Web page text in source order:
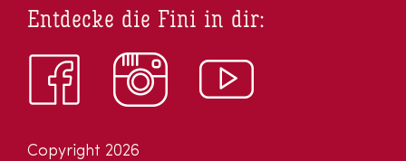
Copyright 2026
Entdecke die Fini in dir: